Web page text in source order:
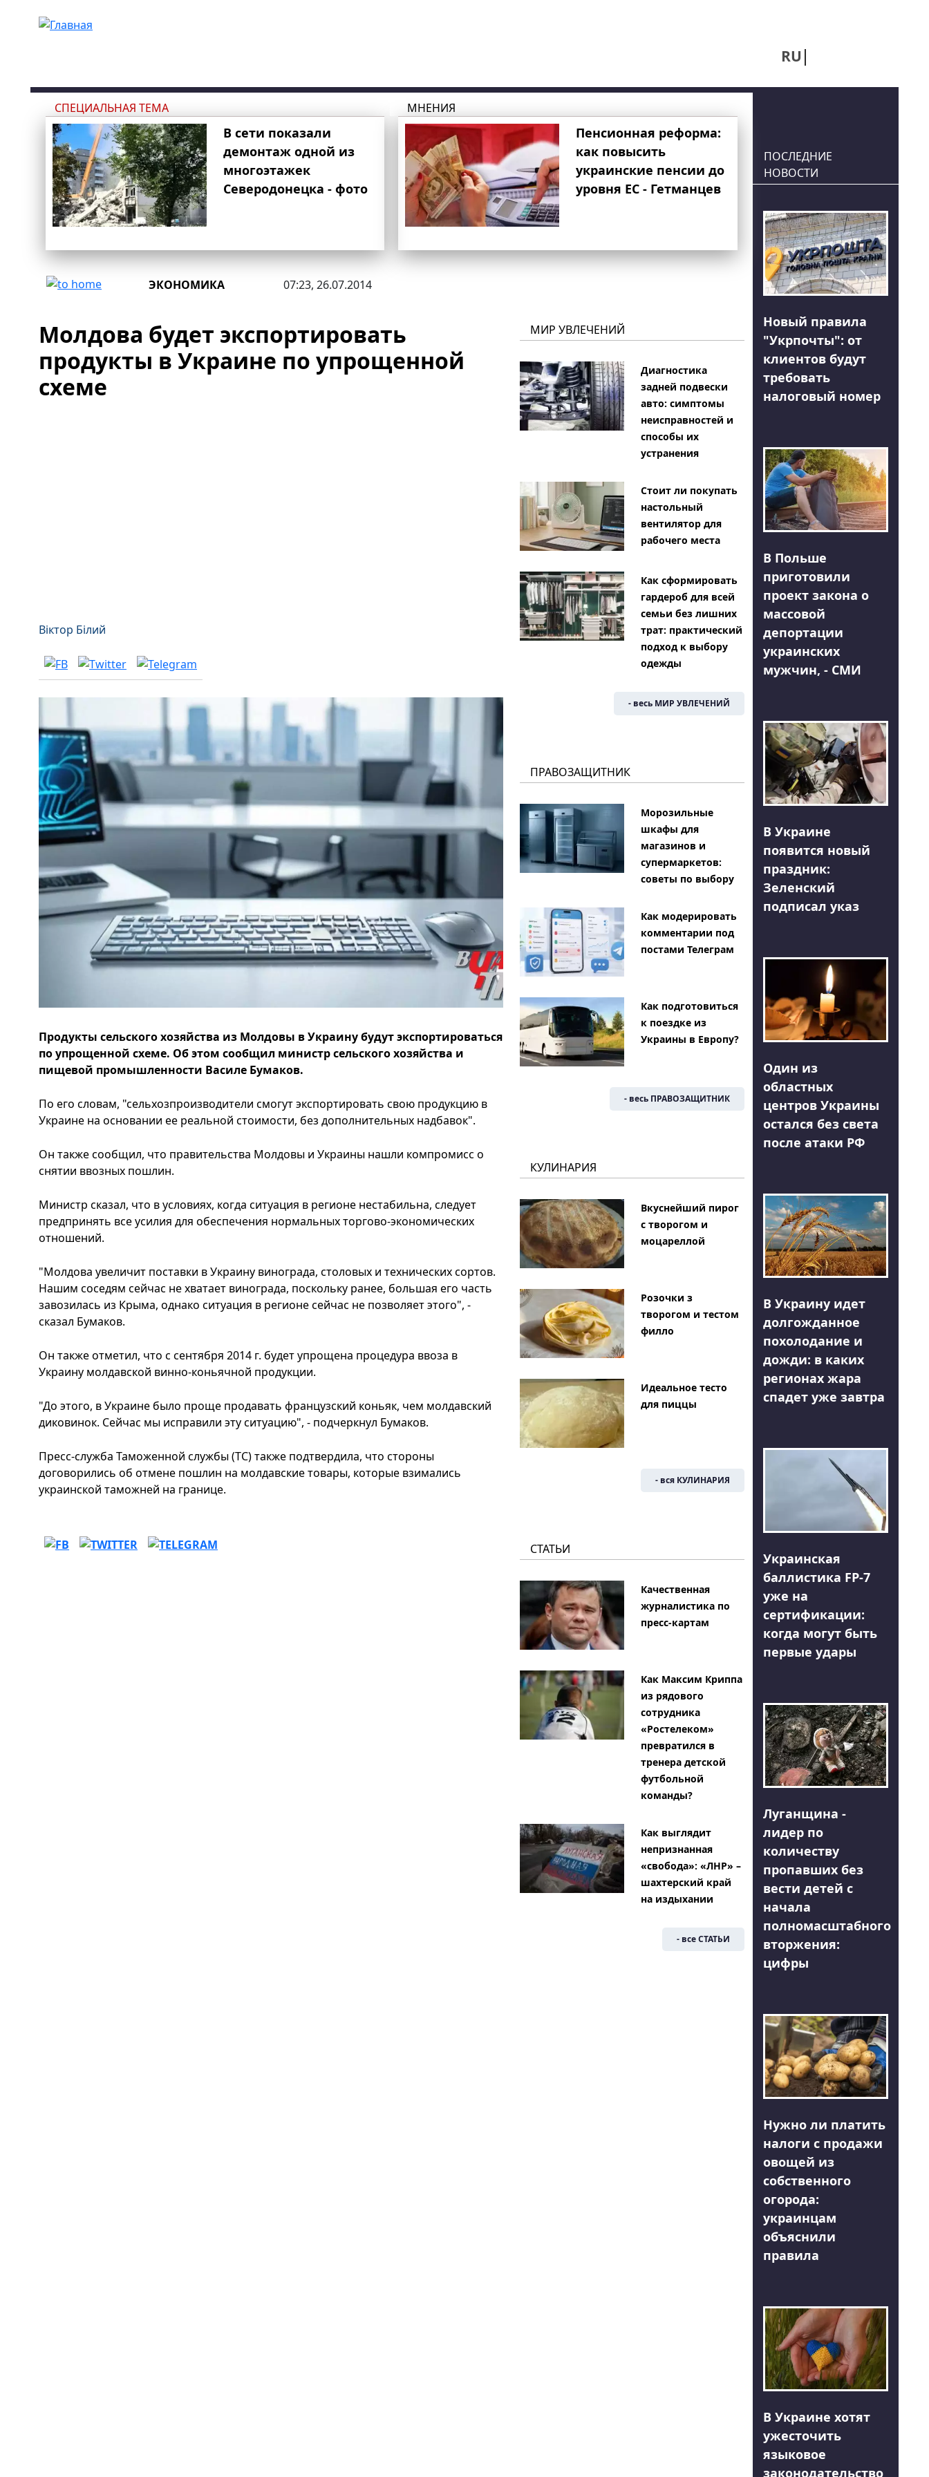
RU
СПЕЦИАЛЬНАЯ ТЕМА
В сети показали
демонтаж одной из
многоэтажек
Северодонецка - фото
МНЕНИЯ
Пенсионная реформа:
как повысить
украинские пенсии до
уровня ЕС - Гетманцев
ЭКОНОМИКА 07:23, 26.07.2014
Молдова будет экспортировать
продукты в Украине по упрощенной
схеме
Віктор Білий
Продукты сельского хозяйства из Молдовы в Украину будут экспортироваться
по упрощенной схеме. Об этом сообщил министр сельского хозяйства и
пищевой промышленности Василе Бумаков.
По его словам, "сельхозпроизводители смогут экспортировать свою продукцию в
Украине на основании ее реальной стоимости, без дополнительных надбавок".
Он также сообщил, что правительства Молдовы и Украины нашли компромисс о
снятии ввозных пошлин.
Министр сказал, что в условиях, когда ситуация в регионе нестабильна, следует
предпринять все усилия для обеспечения нормальных торгово-экономических
отношений.
"Молдова увеличит поставки в Украину винограда, столовых и технических сортов.
Нашим соседям сейчас не хватает винограда, поскольку ранее, большая его часть
завозилась из Крыма, однако ситуация в регионе сейчас не позволяет этого", -
сказал Бумаков.
Он также отметил, что с сентября 2014 г. будет упрощена процедура ввоза в
Украину молдавской винно-коньячной продукции.
"До этого, в Украине было проще продавать французский коньяк, чем молдавский
диковинок. Сейчас мы исправили эту ситуацию", - подчеркнул Бумаков.
Пресс-служба Таможенной службы (ТС) также подтвердила, что стороны
договорились об отмене пошлин на молдавские товары, которые взимались
украинской таможней на границе.
МИР УВЛЕЧЕНИЙ
Диагностика
задней подвески
авто: симптомы
неисправностей и
способы их
устранения
Стоит ли покупать
настольный
вентилятор для
рабочего места
Как сформировать
гардероб для всей
семьи без лишних
трат: практический
подход к выбору
одежды
- весь МИР УВЛЕЧЕНИЙ
ПРАВОЗАЩИТНИК
Морозильные
шкафы для
магазинов и
супермаркетов:
советы по выбору
Как модерировать
комментарии под
постами Телеграм
Как подготовиться
к поездке из
Украины в Европу?
- весь ПРАВОЗАЩИТНИК
КУЛИНАРИЯ
Вкуснейший пирог
с творогом и
моцареллой
Розочки з
творогом и тестом
филло
Идеальное тесто
для пиццы
- вся КУЛИНАРИЯ
СТАТЬИ
Качественная
журналистика по
пресс-картам
Как Максим Криппа
из рядового
сотрудника
«Ростелеком»
превратился в
тренера детской
футбольной
команды?
Как выглядит
непризнанная
«свобода»: «ЛНР» –
шахтерский край
на издыхании
- все СТАТЬИ
ПОСЛЕДНИЕ
НОВОСТИ
Новый правила
"Укрпочты": от
клиентов будут
требовать
налоговый номер
В Польше
приготовили
проект закона о
массовой
депортации
украинских
мужчин, - СМИ
В Украине
появится новый
праздник:
Зеленский
подписал указ
Один из
областных
центров Украины
остался без света
после атаки РФ
В Украину идет
долгожданное
похолодание и
дожди: в каких
регионах жара
спадет уже завтра
Украинская
баллистика FP-7
уже на
сертификации:
когда могут быть
первые удары
Луганщина -
лидер по
количеству
пропавших без
вести детей с
начала
полномасштабного
вторжения:
цифры
Нужно ли платить
налоги с продажи
овощей из
собственного
огорода:
украинцам
объяснили
правила
В Украине хотят
ужесточить
языковое
законодательство